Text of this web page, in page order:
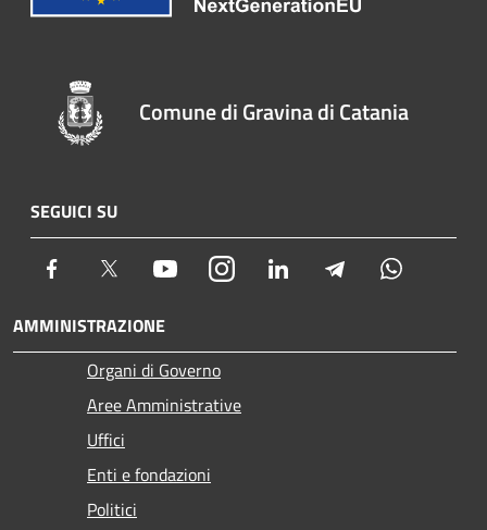
Comune di Gravina di Catania
SEGUICI SU
Facebook Twitter YoutubeInstagram LinkedIn Telegram
AMMINISTRAZIONE
Organi di Governo
Aree Amministrative
Uffici
Enti e fondazioni
Politici